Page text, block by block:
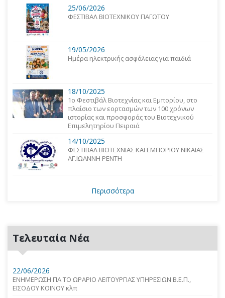
25/06/2026
ΦΕΣΤΙΒΑΛ ΒΙΟΤΕΧΝΙΚΟΥ ΠΑΓΩΤΟΥ
19/05/2026
Ημέρα ηλεκτρικής ασφάλειας για παιδιά
18/10/2025
1o Φεστιβάλ Βιοτεχνίας και Εμπορίου, στο
πλαίσιο των εορτασμών των 100 χρόνων
ιστορίας και προσφοράς του Βιοτεχνικού
Επιμελητηρίου Πειραιά
14/10/2025
ΦΕΣΤΙΒΑΛ ΒΙΟΤΕΧΝΙΑΣ ΚΑΙ ΕΜΠΟΡΙΟΥ ΝΙΚΑΙΑΣ
ΑΓ.ΙΩΑΝΝΗ ΡΕΝΤΗ
Περισσότερα
Τελευταία Νέα
22/06/2026
ΕΝΗΜΕΡΩΣΗ ΓΙΑ ΤΟ ΩΡΑΡΙΟ ΛΕΙΤΟΥΡΓΙΑΣ ΥΠΗΡΕΣΙΩΝ Β.Ε.Π.,
ΕΙΣΟΔΟΥ ΚΟΙΝΟΥ κλπ